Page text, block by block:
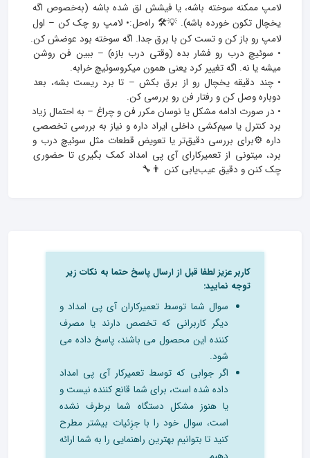
لامپ ممکنه سوخته باشه، یا فیشش لق شده باشه (به‌خصوص اگه
یخچال تکون خورده باشه). 💡🛠 راه‌حل:• لامپ رو چک کن – اول
• سوئیچ درب رو فشار بده (وقتی درب بازه) – ببین فن روشن
• چند دقیقه یخچال رو از برق بکش – تا برد ریست بشه، بعد
• در صورت ادامه مشکل یا نوسان مکرر فن و چراغ – به احتمال زیاد
برد کنترل یا سیم‌کشی داخلی ایراد داره و نیاز به بررسی تخصصی
داره ⚙️برای بررسی دقیق‌تر یا تعویض قطعات مثل سوئیچ درب و
برد، میتونی از تعمیرکارای آی‌ پی امداد کمک بگیری تا حضوری
چک کنن و دقیق عیب‌یابی کنن 👨‍🔧
کاربر عزیز لطفا قبل از ارسال پاسخ حتما به نکات زیر
توجه نمایید:
سوال شما توسط تعمیرکاران آی پی امداد و
دیگر کاربرانی که تخصص دارند یا مصرف
کننده این محصول می باشند، پاسخ داده می
شود.
اگر جوابی که توسط تعمیرکار آی پی امداد
داده شده است، برای شما قانع کننده نیست و
یا هنوز مشکل دستگاه شما برطرف نشده
است، سوال خود را با جزِئیات بیشتر مطرح
کنید تا بتوانیم بهترین راهنمایی را به شما ارائه